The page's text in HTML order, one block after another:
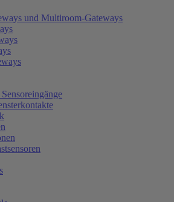
und Multiroom-Gateways